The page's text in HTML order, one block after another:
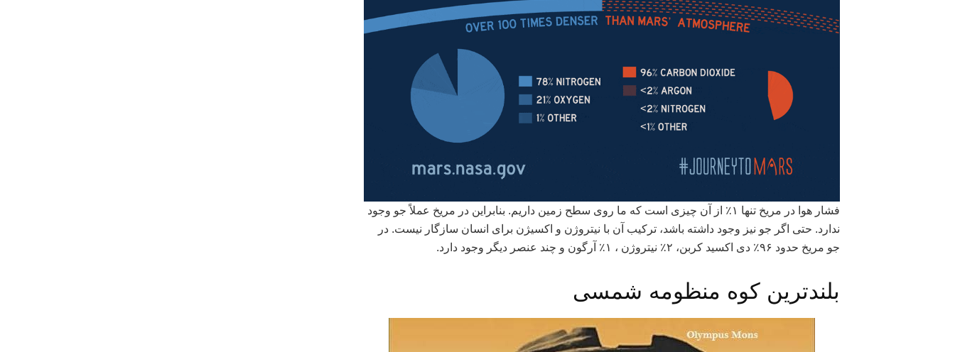
فشار هوا در مریخ تنها ۱٪ از آن چیزی است که ما روی سطح زمین داریم. بنابراین در مریخ عملاً جو وجود
ندارد. حتی اگر جو نیز وجود داشته باشد، ترکیب آن با نیتروژن و اکسیژن برای انسان سازگار نیست. در
جو مریخ حدود ۹۶٪ دی اکسید کربن، ۲٪ نیتروژن ، ۱٪ آرگون و چند عنصر دیگر وجود دارد.
بلندترین کوه منظومه شمسی